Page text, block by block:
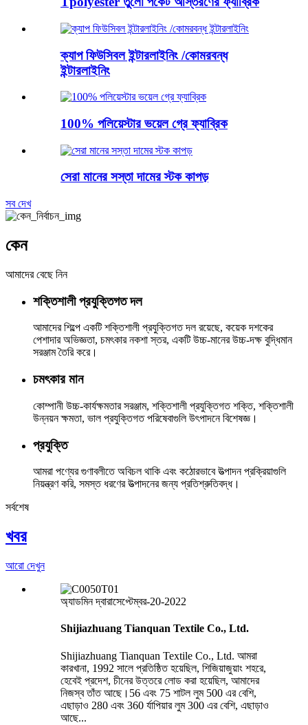
ক্যাপ ফিউসিবল ইন্টারলাইনিং /কোমরবন্ধ
ইন্টারলাইনিং
100% পলিয়েস্টার ভয়েল গ্রে ফ্যাব্রিক
সেরা মানের সস্তা দামের স্টক কাপড়
সব দেখ
কেন
আমাদের বেছে নিন
শক্তিশালী প্রযুক্তিগত দল
আমাদের শিল্পে একটি শক্তিশালী প্রযুক্তিগত দল রয়েছে, কয়েক দশকের
পেশাদার অভিজ্ঞতা, চমৎকার নকশা স্তর, একটি উচ্চ-মানের উচ্চ-দক্ষ বুদ্ধিমান
সরঞ্জাম তৈরি করে।
চমৎকার মান
কোম্পানী উচ্চ-কার্যক্ষমতার সরঞ্জাম, শক্তিশালী প্রযুক্তিগত শক্তি, শক্তিশালী
উন্নয়ন ক্ষমতা, ভাল প্রযুক্তিগত পরিষেবাগুলি উৎপাদনে বিশেষজ্ঞ।
প্রযুক্তি
আমরা পণ্যের গুণাবলীতে অবিচল থাকি এবং কঠোরভাবে উত্পাদন প্রক্রিয়াগুলি
নিয়ন্ত্রণ করি, সমস্ত ধরণের উত্পাদনের জন্য প্রতিশ্রুতিবদ্ধ।
সর্বশেষ
খবর
আরো দেখুন
অ্যাডমিন দ্বারাসেপ্টেম্বর-20-2022
Shijiazhuang Tianquan Textile Co., Ltd.
Shijiazhuang Tianquan Textile Co., Ltd. আমরা
কারখানা, 1992 সালে প্রতিষ্ঠিত হয়েছিল, শিজিয়াজুয়াং শহরে,
হেবেই প্রদেশ, চীনের উত্তরে লোড করা হয়েছিল, আমাদের
নিজস্ব তাঁত আছে।56 এবং 75 শাটল লুম 500 এর বেশি,
এছাড়াও 280 এবং 360 র্যাপিয়ার লুম 300 এর বেশি, এছাড়াও
আছে...